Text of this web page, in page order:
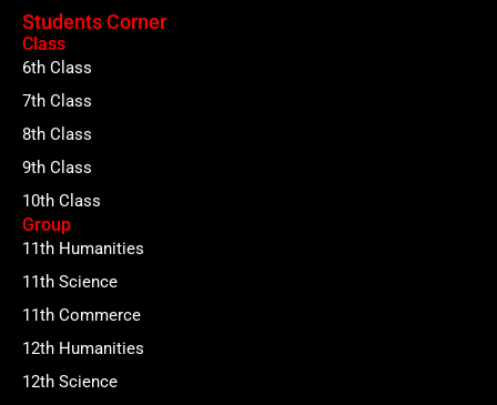
Students Corner
Class
6th Class
7th Class
8th Class
9th Class
10th Class
Group
11th Humanities
11th Science
11th Commerce
12th Humanities
12th Science